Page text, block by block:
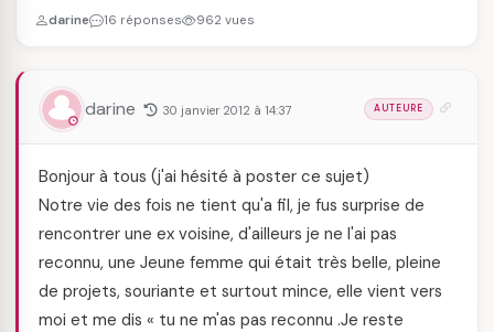
darine 16 réponses 962 vues
darine 30 janvier 2012 à 14:37 AUTEURE
Bonjour à tous (j'ai hésité à poster ce sujet)
Notre vie des fois ne tient qu'a fil, je fus surprise de
rencontrer une ex voisine, d'ailleurs je ne l'ai pas
reconnu, une Jeune femme qui était très belle, pleine
de projets, souriante et surtout mince, elle vient vers
moi et me dis « tu ne m'as pas reconnu .Je reste